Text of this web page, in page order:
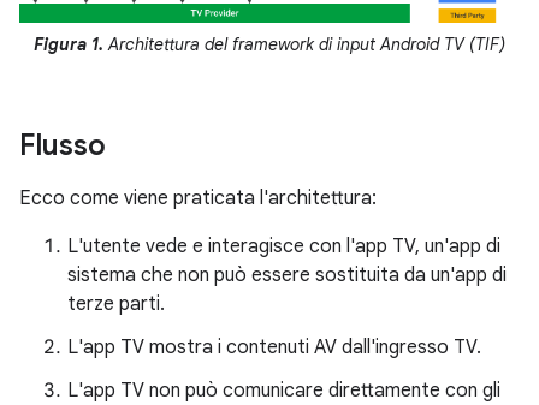
Figura 1. Architettura del framework di input Android TV (TIF)
Flusso
Ecco come viene praticata l'architettura:
L'utente vede e interagisce con l'app TV, un'app di
sistema che non può essere sostituita da un'app di
terze parti.
L'app TV mostra i contenuti AV dall'ingresso TV.
L'app TV non può comunicare direttamente con gli